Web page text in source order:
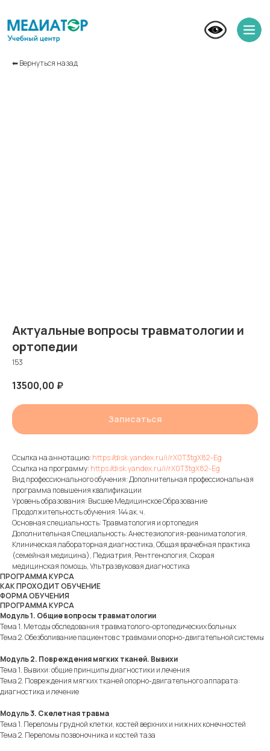
⬅︎ Вернуться назад
Актуальные вопросы травматологии и
ортопедии
153
13500,00 ₽
Записаться
Ссылка на аннотацию:https://disk.yandex.ru/i/rX0T3tgX82--Eg
Ссылка на программу:https://disk.yandex.ru/i/rX0T3tgX82--Eg
Вид профессионального обучения: Дополнительная профессиональная
программа повышения квалификации
Уровень образования: Высшее Медицинское Образование
Продолжительность обучения: 144 ак. ч.
Основная специальность: Травматология и ортопедия
Дополнительная Специальность: Анестезиология-реаниматология,
Клиническая лабораторная диагностика, Общая врачебная практика
(семейная медицина), Педиатрия, Рентгенология, Скорая
медицинская помощь, Ультразвуковая диагностика
ПРОГРАММА КУРСА
КАК ПРОХОДИТ ОБУЧЕНИЕ
ФОРМА ОБУЧЕНИЯ
ПРОГРАММА КУРСА
Модуль 1. Общие вопросы травматологии
Тема 1. Методы обследования травматолого-ортопедических больных
Тема 2. Обезболивание пациентов с травмами опорно-двигательной системы
Модуль 2. Повреждения мягких тканей. Вывихи
Тема 1. Вывихи: общие принципы диагностики и лечения
Тема 2. Повреждения мягких тканей опорно-двигательного аппарата:
диагностика и лечение
Модуль 3. Скелетная травма
Тема 1. Переломы грудной клетки, костей верхних и нижних конечностей
Тема 2. Переломы позвоночника и костей таза